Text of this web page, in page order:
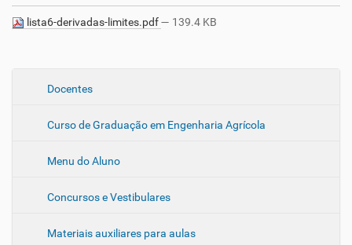
Docentes
Curso de Graduação em Engenharia Agrícola
Menu do Aluno
Concursos e Vestibulares
Materiais auxiliares para aulas
lista6-derivadas-limites.pdf— 139.4 KB